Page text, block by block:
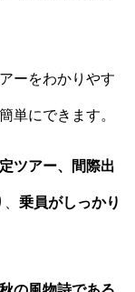
ーをわかりやす
単にできます。
ツアー、間際出
乗員がしっかり